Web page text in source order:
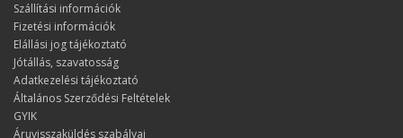
Szállítási információk
Fizetési információk
Elállási jog tájékoztató
Jótállás, szavatosság
Adatkezelési tájékoztató
Általános Szerződési Feltételek
GYIK
Áruvisszaküldés szabályai